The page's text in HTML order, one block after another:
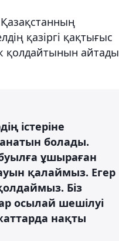
қазіргі қақтығыс
қолдайтынын айтады
істеріне
болады.
ұшыраған
қалаймыз. Егер
Біз
осылай шешілуі
нақты